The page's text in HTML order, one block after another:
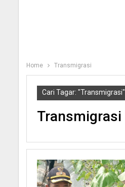
Home Transmigrasi
Cari Tagar: "Transmigrasi"
Transmigrasi